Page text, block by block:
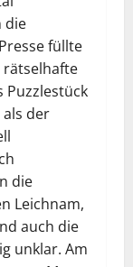
die
füllte
rätselhafte
Puzzlestück
der
die
Leichnam,
auch die
unklar. Am